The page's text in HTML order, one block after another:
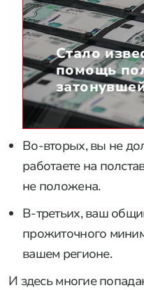
Стало
помощь
Во-вторых, вы не
работаете на
не положена.
В-третьих, ваш
прожиточного
вашем регионе.
И здесь многие